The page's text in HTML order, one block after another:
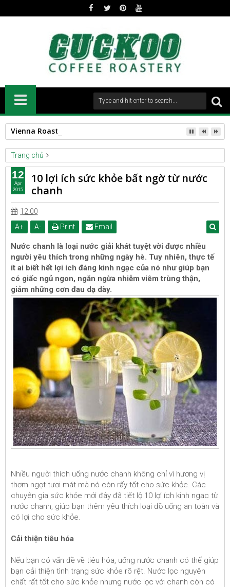
Vienna Roast
Trang chủ
DRINK
HEALTH 10 lợi ích sức khỏe bất ngờ từ nước chanh
10 lợi ích sức khỏe bất ngờ từ nước
chanh
12:00
A+ A- Print Email
Nước chanh là loại nước giải khát tuyệt vời được nhiều
người yêu thích trong những ngày hè. Tuy nhiên, thực tế
ít ai biết hết lợi ích đáng kinh ngạc của nó như giúp bạn
có giấc ngủ ngon, ngăn ngừa nhiễm viêm trùng thận,
giảm những cơn đau dạ dày.
Nhiều người thích uống nước chanh không chỉ vì hương vị
thơm ngọt tươi mát mà nó còn rấy tốt cho sức khỏe. Các
chuyên gia sức khỏe mới đây đã tiết lộ 10 lợi ích kinh ngạc từ
nước chanh, giúp bạn thêm yêu thích loại đồ uống an toàn và
có lợi cho sức khỏe.
Cải thiện tiêu hóa
Nếu bạn có vấn đề về tiêu hóa, uống nước chanh có thể giúp
bạn cải thiện tình trạng sức khỏe rõ rệt. Nước lọc nguyên
chất rất tốt cho sức khỏe nhưng nước lọc với chanh còn có
12
Apr
2015